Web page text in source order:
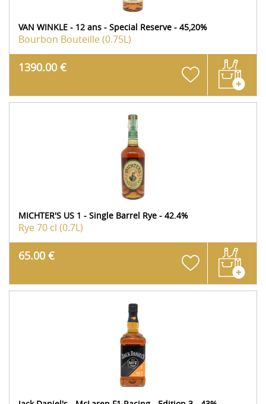
VAN WINKLE - 12 ans - Special Reserve - 45,20%
Bourbon Bouteille (0.75L)
1390.00 €
MICHTER'S US 1 - Single Barrel Rye - 42.4%
Rye70 cl (0.7L)
65.00 €